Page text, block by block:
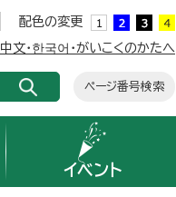
配色の変更
文・한국어・がいこくのかたへ
ページ番号検索
イベント